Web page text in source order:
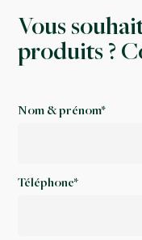
Vous
produits ?
Nom & prénom*
Téléphone*